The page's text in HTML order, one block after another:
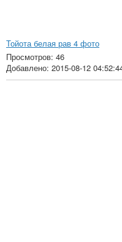
Тойота белая рав 4 фото
Просмотров: 46
Добавлено: 2015-08-12